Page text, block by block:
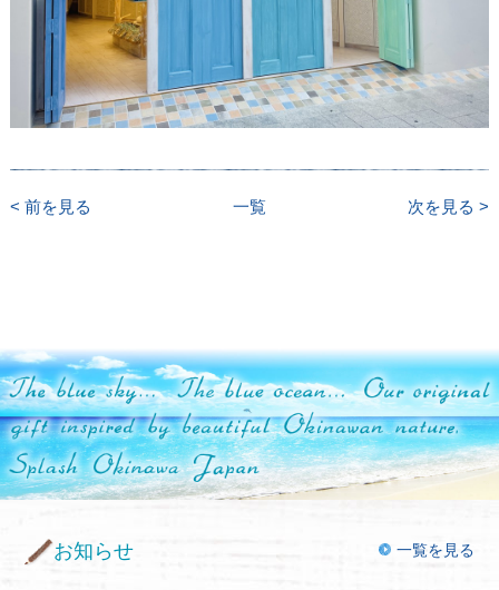
< 前を見る 一覧 次を見る >
お知らせ 一覧を見る